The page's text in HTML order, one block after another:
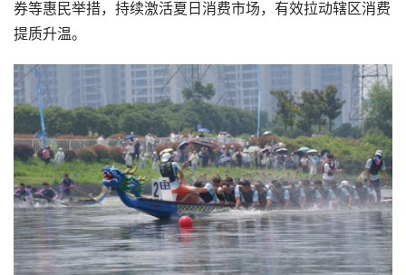
财
科
技
汽
车
地
产
登录 注册
券等惠民举措，持续激活夏日消费市场，有效拉动辖区消费
提质升温。